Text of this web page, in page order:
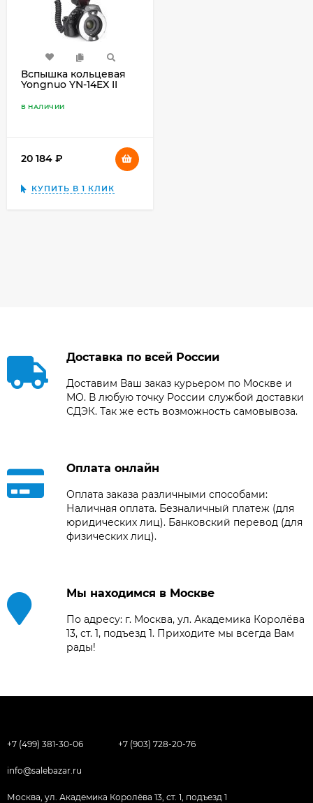
Вспышка кольцевая
Yongnuo YN-14EX II
В НАЛИЧИИ
20 184
КУПИТЬ В 1 КЛИК
Доставка по всей России
Доставим Ваш заказ курьером по Москве и
МО. В любую точку России службой доставки
СДЭК. Так же есть возможность самовывоза.
Оплата онлайн
Оплата заказа различными способами:
Наличная оплата. Безналичный платеж (для
юридических лиц). Банковский перевод (для
физических лиц).
Мы находимся в Москве
По адресу: г. Москва, ул. Академика Королёва
13, ст. 1, подъезд 1. Приходите мы всегда Вам
рады!
+7 (499) 381-30-06 +7 (903) 728-20-76
info@salebazar.ru
Москва, ул. Академика Королёва 13, ст. 1, подъезд 1